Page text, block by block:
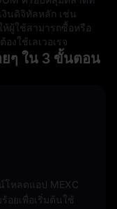
วามมั่นคงทางการ
งไรก็ตาม สถานะ
ช่วยสร้างเกราะ
ารกำหนดราคา
งสกุลเงินอื่นๆ อีก
งินดิจิทัลหลัก เช่น
ห้ผู้ใช้สามารถซื้อหรือ
งใช้เลเวอเรจ
ยๆ ใน 3 ขั้นตอน
โหลดแอป MEXC
อยเพื่อเริ่มต้นใช้